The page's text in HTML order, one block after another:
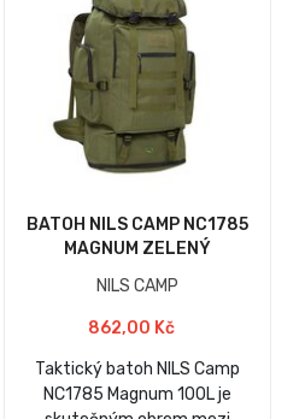
BATOH NILS CAMP NC1785
MAGNUM ZELENÝ
NILS CAMP
862,00 Kč
Taktický batoh NILS Camp
NC1785 Magnum 100L je